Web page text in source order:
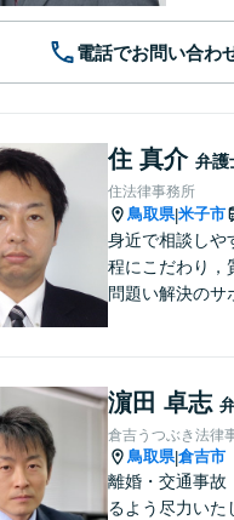
電話でお問い合わ
住 真介 弁護
住法律事務所
鳥取県|米子市
身近で相談しや
程にこだわり，
問題い解決のサ
濵田 卓志
倉吉うつぶき法律
鳥取県|倉吉市
離婚・交通事故
るよう尽力いた